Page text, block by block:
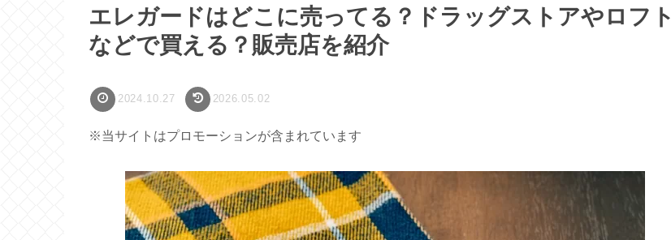
エレガードはどこに売ってる？ドラッグストアやロフト
などで買える？販売店を紹介
2024.10.27 2026.05.02
※当サイトはプロモーションが含まれています